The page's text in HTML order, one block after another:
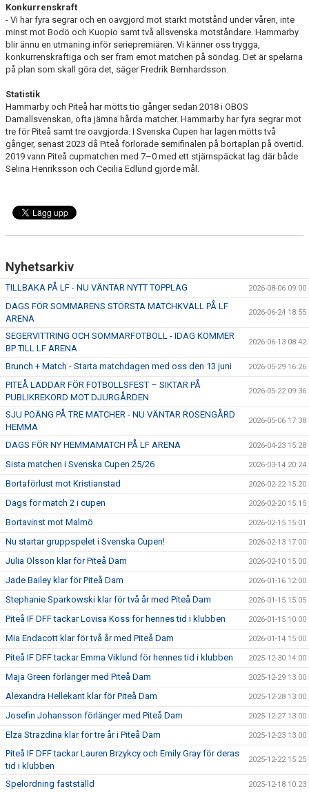
Konkurrenskraft
- Vi har fyra segrar och en oavgjord mot starkt motstånd under våren, inte
minst mot Bodö och Kuopio samt två allsvenska motståndare. Hammarby
blir ännu en utmaning inför seriepremiären. Vi känner oss trygga,
konkurrenskraftiga och ser fram emot matchen på söndag. Det är spelarna
på plan som skall göra det, säger Fredrik Bernhardsson.
Statistik
Hammarby och Piteå har mötts tio gånger sedan 2018 i OBOS
Damallsvenskan, ofta jämna hårda matcher. Hammarby har fyra segrar mot
tre för Piteå samt tre oavgjorda. I Svenska Cupen har lagen mötts två
gånger, senast 2023 då Piteå förlorade semifinalen på bortaplan på övertid.
2019 vann Piteå cupmatchen med 7–0 med ett stjärnspäckat lag där både
Selina Henriksson och Cecilia Edlund gjorde mål.
Nyhetsarkiv
TILLBAKA PÅ LF - NU VÄNTAR NYTT TOPPLAG 2026-08-06 09:00
DAGS FÖR SOMMARENS STÖRSTA MATCHKVÄLL PÅ LF
ARENA
2026-06-24 18:55
SEGERVITTRING OCH SOMMARFOTBOLL - IDAG KOMMER
BP TILL LF ARENA
2026-06-13 08:42
Brunch + Match - Starta matchdagen med oss den 13 juni 2026-05-29 16:26
PITEÅ LADDAR FÖR FOTBOLLSFEST – SIKTAR PÅ
PUBLIKREKORD MOT DJURGÅRDEN
2026-05-22 09:36
SJU POÄNG PÅ TRE MATCHER - NU VÄNTAR ROSENGÅRD
HEMMA
2026-05-06 17:38
DAGS FÖR NY HEMMAMATCH PÅ LF ARENA 2026-04-23 15:28
Sista matchen i Svenska Cupen 25/26 2026-03-14 20:24
Bortaförlust mot Kristianstad 2026-02-22 15:20
Dags för match 2 i cupen 2026-02-20 15:15
Bortavinst mot Malmö 2026-02-15 15:01
Nu startar gruppspelet i Svenska Cupen! 2026-02-13 17:00
Julia Olsson klar för Piteå Dam 2026-02-10 15:00
Jade Bailey klar för Piteå Dam 2026-01-16 12:00
Stephanie Sparkowski klar för två år med Piteå Dam 2026-01-15 15:05
Piteå IF DFF tackar Lovisa Koss för hennes tid i klubben 2026-01-15 10:00
Mia Endacott klar för två år med Piteå Dam 2026-01-14 15:00
Piteå IF DFF tackar Emma Viklund för hennes tid i klubben 2025-12-30 14:00
Maja Green förlänger med Piteå Dam 2025-12-29 13:00
Alexandra Hellekant klar för Piteå Dam 2025-12-28 13:00
Josefin Johansson förlänger med Piteå Dam 2025-12-27 13:00
Elza Strazdina klar för tre år i Piteå Dam 2025-12-23 13:00
Piteå IF DFF tackar Lauren Brzykcy och Emily Gray för deras
tid i klubben
2025-12-22 15:25
Spelordning fastställd 2025-12-18 10:23